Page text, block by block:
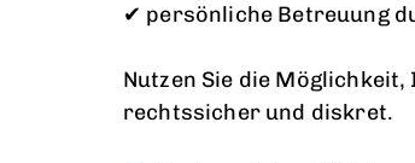
✔ persönliche Betreuung
Nutzen Sie die
rechtssicher und diskret.